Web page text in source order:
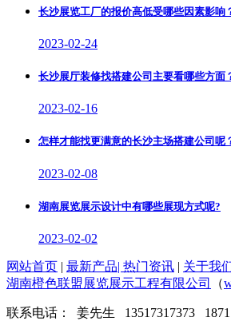
长沙展览工厂的报价高低受哪些因素影响
2023-02-24
长沙展厅装修找搭建公司主要看哪些方面
2023-02-16
怎样才能找更满意的长沙主场搭建公司呢
2023-02-08
湖南展览展示设计中有哪些展现方式呢?
2023-02-02
网站首页 | 最新产品| 热门资讯 | 关于我
湖南橙色联盟展览展示工程有限公司
（
联系电话： 姜先生 13517317373